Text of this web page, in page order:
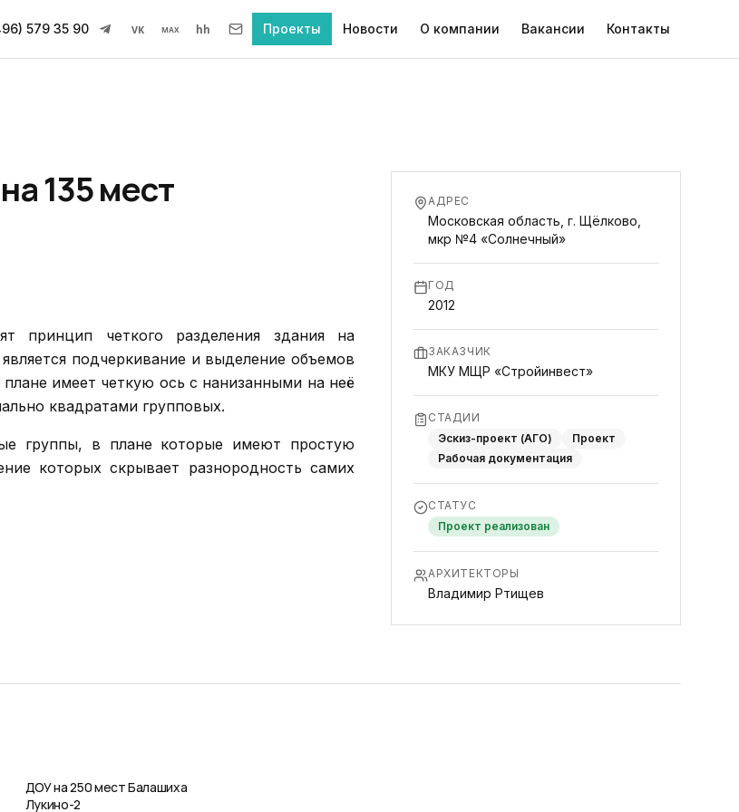
579 35 90 VK MAX hh Проекты Новости О компании Вакансии Контакты
135 мест
принцип четкого разделения здания на
подчеркивание и выделение объемов
имеет четкую ось с нанизанными на неё
квадратами групповых.
группы, в плане которые имеют простую
которых скрывает разнородность самих
АДРЕС
Московская область, г. Щёлково,
мкр №4 «Солнечный»
ГОД
2012
ЗАКАЗЧИК
МКУ МЩР «Стройинвест»
СТАДИИ
Эскиз-проект (АГО)
Проект
Рабочая документация
СТАТУС
Проект реализован
АРХИТЕКТОРЫ
Владимир Ртищев
ДОУ на 250 мест Балашиха
Лукино-2